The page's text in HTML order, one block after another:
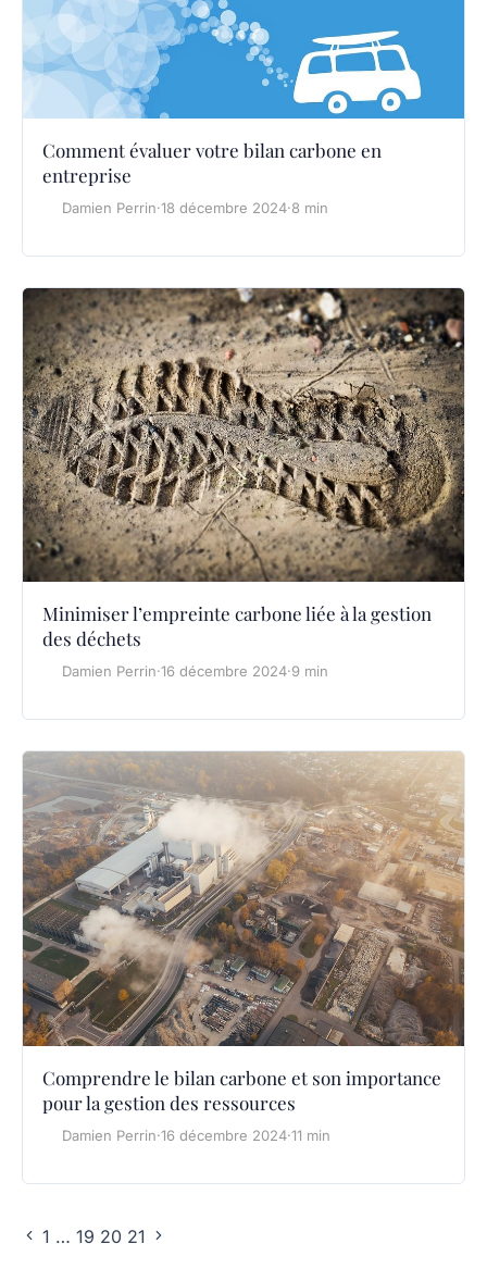
Comment évaluer votre bilan carbone en
entreprise
Damien Perrin·18 décembre 2024·8 min
Minimiser l’empreinte carbone liée à la gestion
des déchets
Damien Perrin·16 décembre 2024·9 min
Comprendre le bilan carbone et son importance
pour la gestion des ressources
Damien Perrin·16 décembre 2024·11 min
1 … 19 20 21